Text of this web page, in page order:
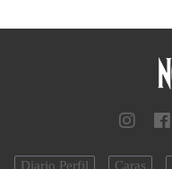
Diario Perfil Caras